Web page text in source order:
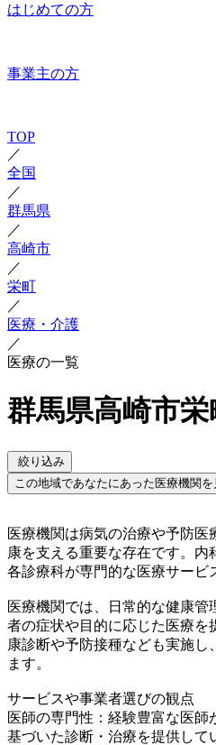
はじめての方
事業主の方
TOP
／
全国
／
群馬県
／
高崎市
／
栄町
／
医療・介護
／
医療の一覧
群馬県高崎市
絞り込み
この地域であなたにあった医療機関
医療機関は病気の治療や予防
康を支える重要な存在です。内
各診療科が専門的な医療サービ
医療機関では、日常的な健康管
者の症状や目的に応じた医療を
康診断や予防接種なども実施
ます。
サービスや事業者選びの観点
医師の専門性：経験豊富な医師
基づいた診断・治療を提供して